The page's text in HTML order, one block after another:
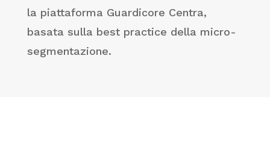
la piattaforma Guardicore Centra,
basata sulla best practice della micro-
segmentazione.